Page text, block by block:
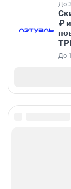
До
₽
До